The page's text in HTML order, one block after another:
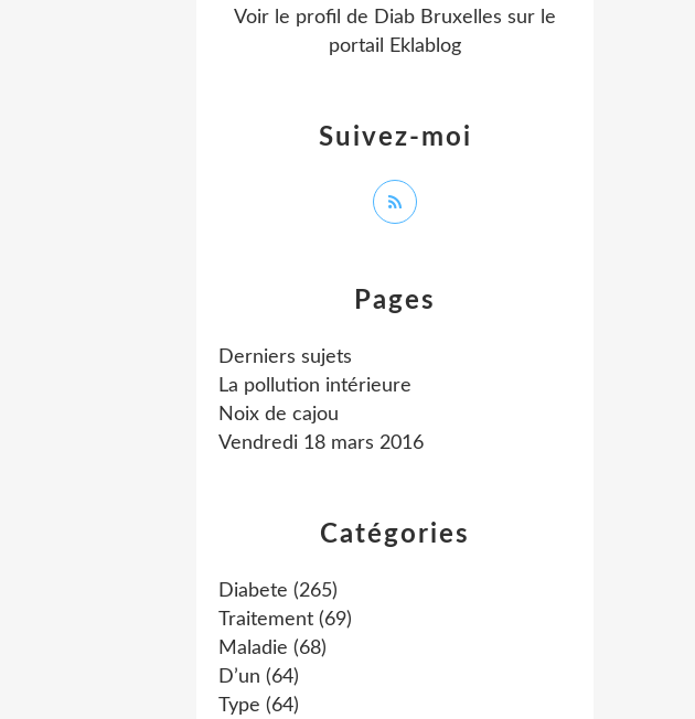
Catégories
Diabete (265)
Traitement (69)
Maladie (68)
D’un (64)
Type (64)
Pages
Derniers sujets
La pollution intérieure
Noix de cajou
Vendredi 18 mars 2016
Suivez-moi
Voir le profil de Diab Bruxelles sur le
portail Eklablog